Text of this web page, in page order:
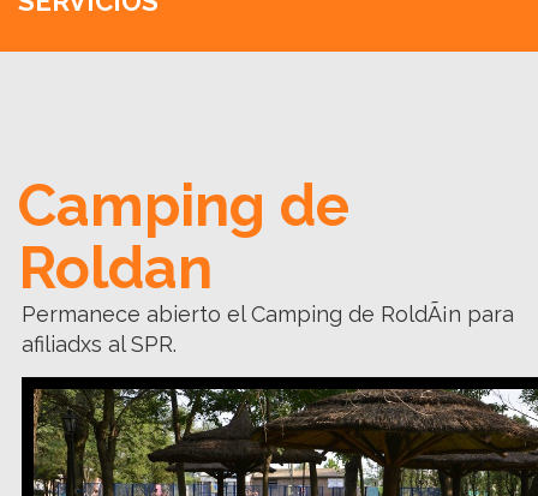
Camping de
Roldan
Permanece abierto el Camping de RoldÃ¡n para
afiliadxs al SPR.